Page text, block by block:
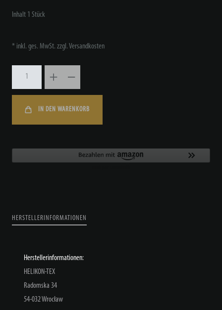
Inhalt 1 Stück
* inkl. ges. MwSt. zzgl.Versandkosten
IN DEN WARENKORB
HERSTELLERINFORMATIONEN
Herstellerinformationen:
HELIKON-TEX
Radomska 34
54-032Wrocław